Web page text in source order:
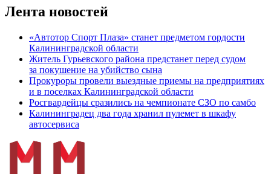
Лента новостей
«Автотор Спорт Плаза» станет предметом гордости
Калининградской области
Житель Гурьевского района предстанет перед судом
за покушение на убийство сына
Прокуроры провели выездные приемы на предприятиях
и в поселках Калининградской области
Росгвардейцы сразились на чемпионате СЗО по самбо
Калининградец два года хранил пулемет в шкафу
автосервиса